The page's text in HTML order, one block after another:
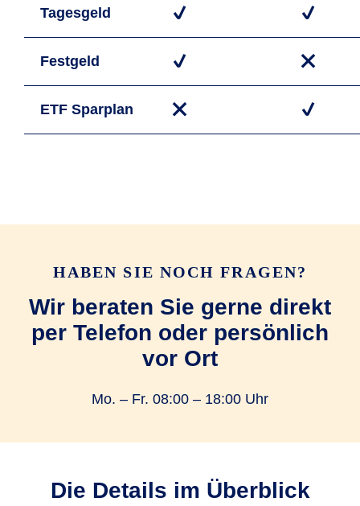
Tages­geld
Fest­geld
ETF Spar­plan
HABEN SIE NOCH FRAGEN?
Wir beraten Sie gerne direkt
per Telefon oder persönlich
vor Ort
Mo. – Fr. 08:00 – 18:00 Uhr
Die Details im Überblick